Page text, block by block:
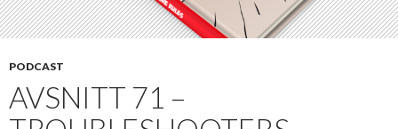
PODCAST
AVSNITT 71 –